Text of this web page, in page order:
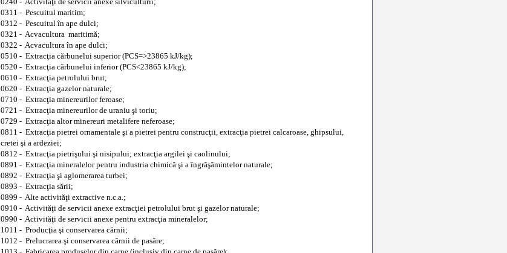
0311 - Pescuitul maritim;
0312 - Pescuitul în ape dulci;
0321 - Acvacultura maritimă;
0322 - Acvacultura în ape dulci;
0510 - Extracţia cărbunelui superior (PCS=>23865 kJ/kg);
0520 - Extracţia cărbunelui inferior (PCS<23865 kJ/kg);
0610 - Extracţia petrolului brut;
0620 - Extracţia gazelor naturale;
0710 - Extracţia minereurilor feroase;
0721 - Extracţia minereurilor de uraniu şi toriu;
0729 - Extracţia altor minereuri metalifere neferoase;
0811 - Extracţia pietrei ornamentale şi a pietrei pentru construcţii, extracţia pietrei calcaroase, ghipsului,
cretei şi a ardeziei;
0812 - Extracţia pietrişului şi nisipului; extracţia argilei şi caolinului;
0891 - Extracţia mineralelor pentru industria chimică şi a îngrăşămintelor naturale;
0892 - Extracţia şi aglomerarea turbei;
0893 - Extracţia sării;
0899 - Alte activităţi extractive n.c.a.;
0910 - Activităţi de servicii anexe extracţiei petrolului brut şi gazelor naturale;
0990 - Activităţi de servicii anexe pentru extracţia mineralelor;
1011 - Producţia şi conservarea cărnii;
1012 - Prelucrarea şi conservarea cărnii de pasăre;